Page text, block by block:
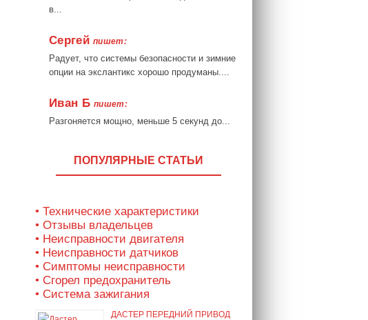
в...
Сергейпишет:
Радует, что системы безопасности и зимние
опции на экслантикс хорошо продуманы....
Иван Бпишет:
Разгоняется мощно, меньше 5 секунд до...
ПОПУЛЯРНЫЕ СТАТЬИ
• Технические характеристики
• Отзывы владельцев
• Неисправности двигателя
• Неисправности датчиков
• Симптомы неисправности
• Сгорел предохранитель
• Система зажигания
ДАСТЕР ПЕРЕДНИЙ ПРИВОД